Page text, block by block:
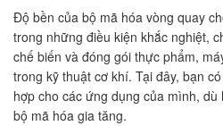
Độ bền của bộ mã hóa vòng quay
trong những điều kiện khắc nghiệt,
chế biến và đóng gói thực phẩm,
trong kỹ thuật cơ khí. Tại đây, bạn
hợp cho các ứng dụng của mình,
bộ mã hóa gia tăng.